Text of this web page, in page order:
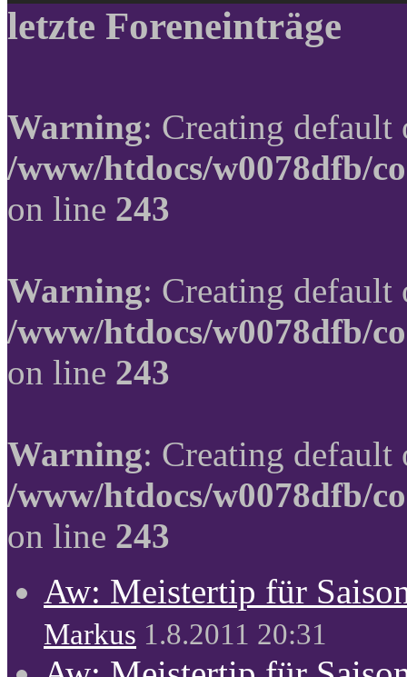
letzte Foreneinträge
Warning: Creating
/www/htdocs/w0078dfb/
on line 243
Warning: Creating
/www/htdocs/w0078dfb/
on line 243
Warning: Creating
/www/htdocs/w0078dfb/
on line 243
Aw: Meistertip für
Markus 1.8.2011 20:31